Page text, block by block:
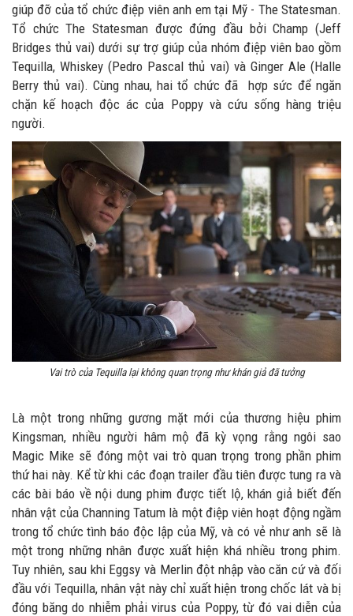
giúp đỡ của tổ chức điệp viên anh em tại Mỹ - The Statesman.
Tổ chức The Statesman được đứng đầu bởi Champ (Jeff
Bridges thủ vai) dưới sự trợ giúp của nhóm điệp viên bao gồm
Tequilla, Whiskey (Pedro Pascal thủ vai) và Ginger Ale (Halle
Berry thủ vai). Cùng nhau, hai tổ chức đã hợp sức để ngăn
chặn kế hoạch độc ác của Poppy và cứu sống hàng triệu
người.
Vai trò của Tequilla lại không quan trọng như khán giả đã tưởng
Là một trong những gương mặt mới của thương hiệu phim
Kingsman, nhiều người hâm mộ đã kỳ vọng rằng ngôi sao
Magic Mike sẽ đóng một vai trò quan trọng trong phần phim
thứ hai này. Kể từ khi các đoạn trailer đầu tiên được tung ra và
các bài báo về nội dung phim được tiết lộ, khán giả biết đến
nhân vật của Channing Tatum là một điệp viên hoạt động ngầm
trong tổ chức tình báo độc lập của Mỹ, và có vẻ như anh sẽ là
một trong những nhân được xuất hiện khá nhiều trong phim.
Tuy nhiên, sau khi Eggsy và Merlin đột nhập vào căn cứ và đối
đầu với Tequilla, nhân vật này chỉ xuất hiện trong chốc lát và bị
đóng băng do nhiễm phải virus của Poppy, từ đó vai diễn của